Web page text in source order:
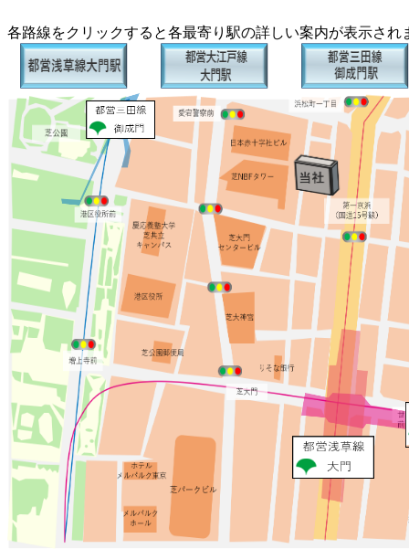
各路線をクリックすると各最寄り駅の詳しい案内が表示され